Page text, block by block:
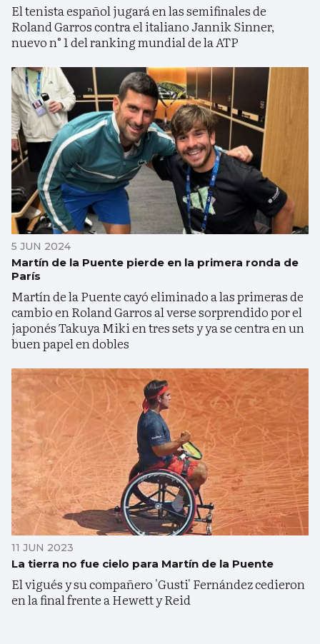
El tenista español jugará en las semifinales de
Roland Garros contra el italiano Jannik Sinner,
nuevo n° 1 del ranking mundial de la ATP
5 JUN 2024
Martín de la Puente pierde en la primera ronda de
París
Martín de la Puente cayó eliminado a las primeras de
cambio en Roland Garros al verse sorprendido por el
japonés Takuya Miki en tres sets y ya se centra en un
buen papel en dobles
11 JUN 2023
La tierra no fue cielo para Martín de la Puente
El vigués y su compañero 'Gusti' Fernández cedieron
en la final frente a Hewett y Reid